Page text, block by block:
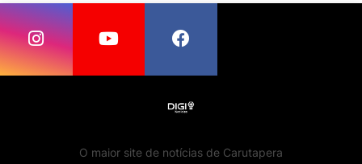
O maior site de notícias de Carutapera